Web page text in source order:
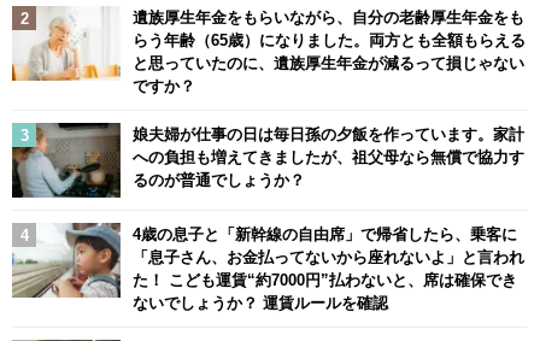
遺族厚生年金をもらいながら、自分の老齢厚生年金をも
らう年齢（65歳）になりました。両方とも全額もらえる
と思っていたのに、遺族厚生年金が減るって損じゃない
ですか？
娘夫婦が仕事の日は毎日孫の夕飯を作っています。家計
への負担も増えてきましたが、祖父母なら無償で協力す
るのが普通でしょうか？
4歳の息子と「新幹線の自由席」で帰省したら、乗客に
「息子さん、お金払ってないから座れないよ」と言われ
た！ こども運賃“約7000円”払わないと、席は確保でき
ないでしょうか？ 運賃ルールを確認